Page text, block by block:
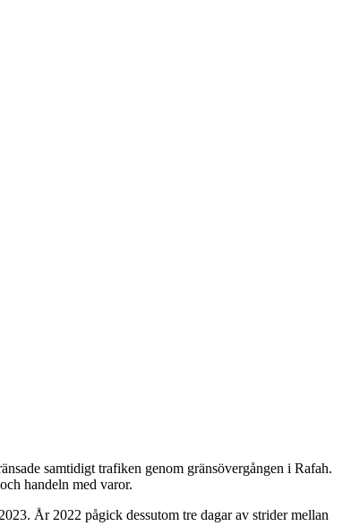
samtidigt trafiken genom gränsövergången i Rafah.
handeln med varor.
År 2022 pågick dessutom tre dagar av strider mellan